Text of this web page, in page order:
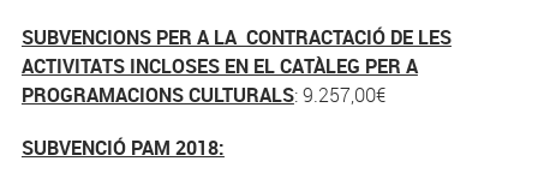
SUBVENCIONS PER A LA CONTRACTACIÓ DE LES
ACTIVITATS INCLOSES EN EL CATÀLEG PER A
PROGRAMACIONS CULTURALS: 9.257,00€
SUBVENCIÓ PAM 2018: